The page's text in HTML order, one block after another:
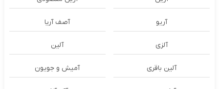
آریو آصف آریا
آلزی آلین
آلین باقری آمیش و جویون